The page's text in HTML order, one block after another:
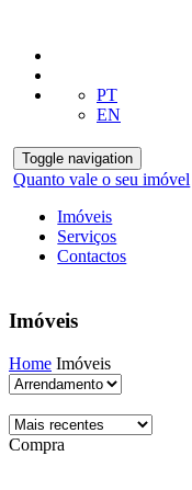
PT
EN
Toggle navigation
Quanto vale o seu imóvel
Imóveis
Serviços
Contactos
Imóveis
Home Imóveis
Compra